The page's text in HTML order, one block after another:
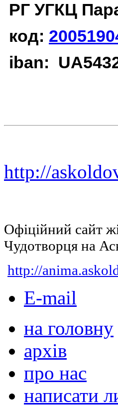
РГ УГКЦ
код:
iban:
http://
Офіційний сайт
Чудотворця на
http://
E-mail
на головну
архів
про нас
написати